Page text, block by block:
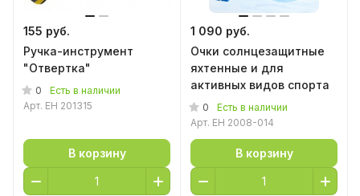
155 руб.
Ручка-инструмент
"Отвертка"
0
Есть в наличии
Арт. EH 201315
В корзину
1 090 руб.
Очки солнцезащитные
яхтенные и для
активных видов спорта
0
Есть в наличии
Арт. EH 2008-014
В корзину